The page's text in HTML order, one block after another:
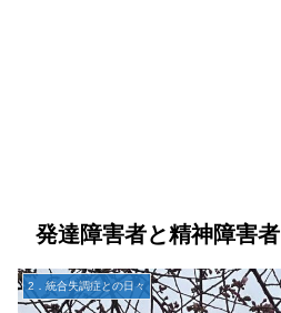
発達障害者と精神障害者
2．統合失調症との日々